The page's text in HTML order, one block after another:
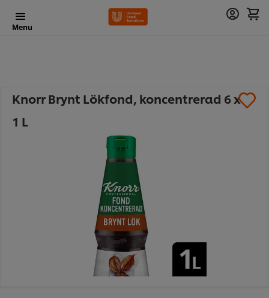
Menu
Knorr Brynt Lökfond, koncentrerad 6 x
1 L